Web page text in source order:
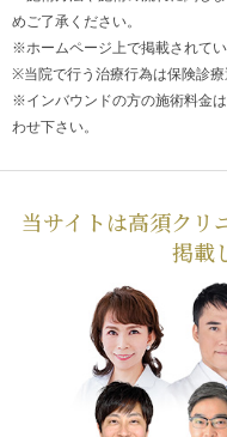
めご了承ください。
※ホームページ上で掲載されて
※当院で行う治療行為は保険診療
※インバウンドの方の施術料金
わせ下さい。
当サイトは高須クリ
掲載